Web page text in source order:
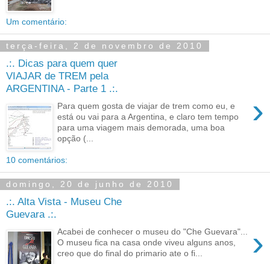
Um comentário:
terça-feira, 2 de novembro de 2010
.:. Dicas para quem quer
VIAJAR de TREM pela
ARGENTINA - Parte 1 .:.
›
Para quem gosta de viajar de trem como eu, e
está ou vai para a Argentina, e claro tem tempo
para uma viagem mais demorada, uma boa
opção (...
10 comentários:
domingo, 20 de junho de 2010
.:. Alta Vista - Museu Che
Guevara .:.
›
Acabei de conhecer o museu do "Che Guevara"...
O museu fica na casa onde viveu alguns anos,
creo que do final do primario ate o fi...